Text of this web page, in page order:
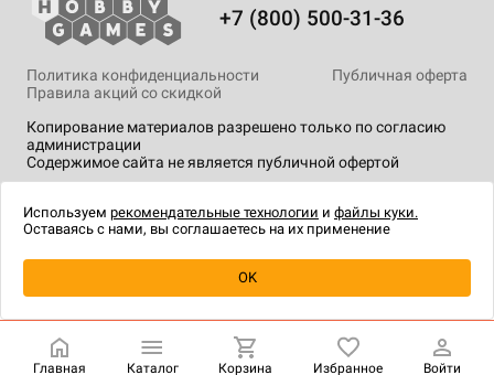
Уведомить о наличии
+7 (800) 500-31-36
Копирование материалов разрешено только по согласию
администрации
Содержимое сайта не является публичной офертой
Политика конфиденциальности
Публичная оферта
Правила акций со скидкой
технологии.
Главная Каталог Корзина Избранное Войти
Используем рекомендательные технологии и файлы куки.
Оставаясь с нами, вы соглашаетесь на их применение
OK